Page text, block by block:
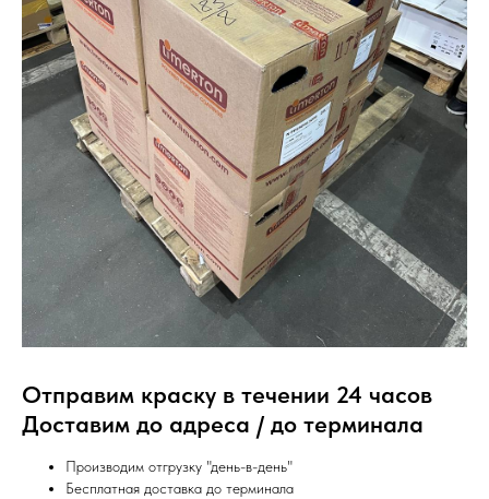
Отправим краску в течении 24 часов
Доставим до адреса / до терминала
Производим отгрузку "день-в-день"
Бесплатная доставка до терминала